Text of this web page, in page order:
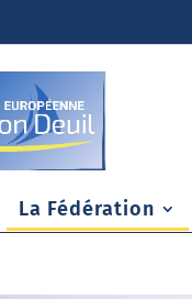
La Fédération